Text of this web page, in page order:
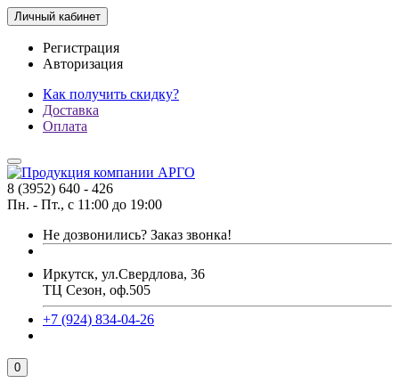
Личный кабинет
Регистрация
Авторизация
Как получить скидку?
Доставка
Оплата
8 (3952) 640 - 426
Пн. - Пт., с 11:00 до 19:00
Не дозвонились? Заказ звонка!
Иркутск, ул.Свердлова, 36
ТЦ Сезон, оф.505
+7 (924) 834-04-26
0